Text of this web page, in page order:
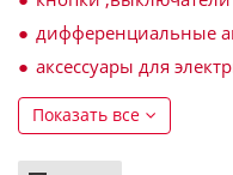
дифференциальные
аксессуары для
Показать все